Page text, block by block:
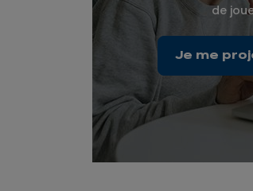
de
Je me